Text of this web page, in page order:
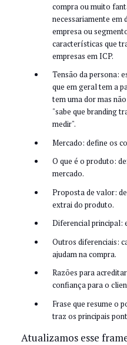
compra ou muito
necessariamente em
empresa ou
características que
empresas em ICP.
Tensão da persona:
que em geral tem a
tem uma dor mas
"sabe que branding
medir".
Mercado: define os
O que é o produto:
mercado.
Proposta de valor:
extrai do produto.
Diferencial principal:
Outros diferenciais:
ajudam na compra.
Razões para
confiança para o
Frase que resume o
traz os principais
Atualizamos esse